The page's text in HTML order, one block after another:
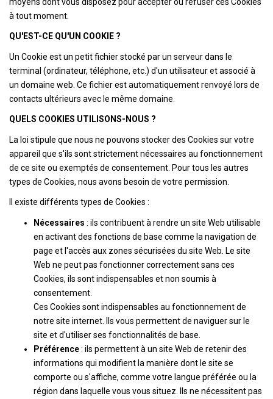
AGENCES
CONTACT
à tout moment.
QU'EST-CE QU'UN COOKIE ?
Un Cookie est un petit fichier stocké par un serveur dans le
terminal (ordinateur, téléphone, etc.) d'un utilisateur et associé à
un domaine web. Ce fichier est automatiquement renvoyé lors de
contacts ultérieurs avec le même domaine.
QUELS COOKIES UTILISONS-NOUS ?
La loi stipule que nous ne pouvons stocker des Cookies sur votre
appareil que s'ils sont strictement nécessaires au fonctionnement
de ce site ou exemptés de consentement. Pour tous les autres
types de Cookies, nous avons besoin de votre permission.
Il existe différents types de Cookies :
Nécessaires : ils contribuent à rendre un site Web utilisable
en activant des fonctions de base comme la navigation de
page et l'accès aux zones sécurisées du site Web. Le site
Web ne peut pas fonctionner correctement sans ces
Cookies, ils sont indispensables et non soumis à
consentement.
Ces Cookies sont indispensables au fonctionnement de
notre site internet. Ils vous permettent de naviguer sur le
site et d'utiliser ses fonctionnalités de base.
Préférence: ils permettent à un site Web de retenir des
informations qui modifient la manière dont le site se
comporte ou s'affiche, comme votre langue préférée ou la
région dans laquelle vous vous situez. Ils ne nécessitent pas